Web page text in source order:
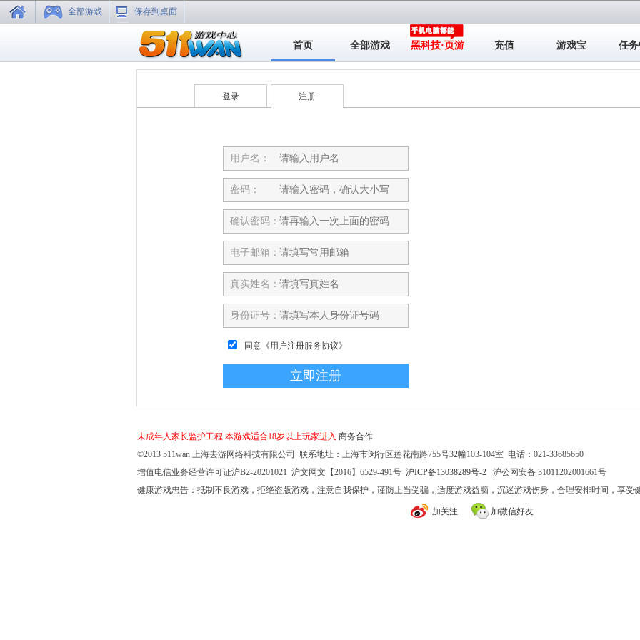
全部游戏 保存到桌面
首页 全部游戏 黑科技·页游 充值 游戏宝 任
登录 注册
用户名：
密码：
确认密码：
电子邮箱：
真实姓名：
身份证号：
同意 《用户注册服务协议》
未成年人家长监护工程 本游戏适合18岁以上玩家进入 商务合作
©2013 511wan 上海去游网络科技有限公司 联系地址：上海市闵行区莲花南路755号32幢103-104室 电话：021-33685650
增值电信业务经营许可证沪B2-20201021 沪文网文【2016】6529-491号 沪ICP备13038289号-2 沪公网安备 31011202001661号
健康游戏忠告：抵制不良游戏，拒绝盗版游戏，注意自我保护，谨防上当受骗，适度游戏益脑，沉迷游戏伤身，合理安排时间，享受
加关注 加微信好友